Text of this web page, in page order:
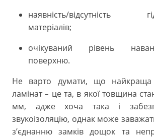
наявність/відсутність
матеріалів;
очікуваний рівень
поверхню.
Не варто думати, що найкраща
ламінат– це та, в якої товщина
мм, адже хоча така і
звукоізоляцію, однак може
з’єднанню замків дощок та